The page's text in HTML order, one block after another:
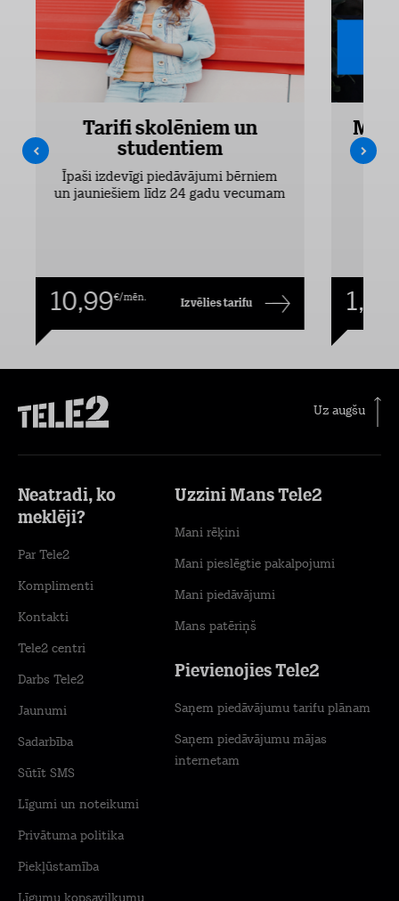
Tarifi skolēniem un
studentiem
Īpaši izdevīgi piedāvājumi bērniem
un jauniešiem līdz 24 gadu vecumam
10,99€/mēn. Izvēlies tarifu 1,00
Uz augšu
Neatradi, ko
meklēji?
Par Tele2
Komplimenti
Kontakti
Tele2 centri
Darbs Tele2
Jaunumi
Sadarbība
Sūtīt SMS
Līgumi un noteikumi
Privātuma politika
Piekļūstamība
Uzzini Mans Tele2
Mani rēķini
Mani pieslēgtie pakalpojumi
Mani piedāvājumi
Mans patēriņš
Pievienojies Tele2
Saņem piedāvājumu tarifu plānam
Saņem piedāvājumu mājas
internetam